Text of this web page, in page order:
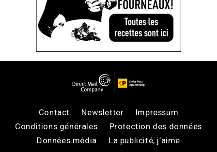
Contact Newsletter
Impressum
Conditions générales
Protection des données
Données média
La publicité, j’aime